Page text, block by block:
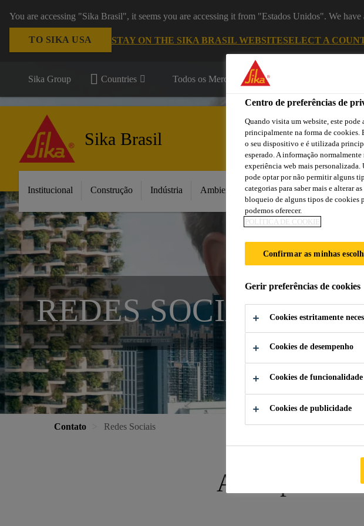
You are accessing "Sika Brasil", it seems you are accessing it from "Estados Unidos". We
TO SIKA USA STAY ON THE SIKA BRASIL WEBSITESELECT A
Sika Group Countries Todos os Mercados
Sika Brasil
Institucional Construção Indústria Ambientes da Casa Automotive
REDES SOCIAIS
Contato Redes Sociais
Acompanhe
Centro de preferências de
Quando visita um website, este pode
principalmente na forma de cookies.
o seu dispositivo e é utilizada
esperado. A informação
experiência web mais personalizada.
pode optar por não permitir alguns
categorias para saber mais e alterar
bloqueio de alguns tipos de cookies
podemos oferecer.
POLÍTICA DE COOKIE
Confirmar as minhas
Gerir preferências de cookies
Cookies estritamente
Cookies de desempenho
Cookies de funcionalidade
Cookies de publicidade